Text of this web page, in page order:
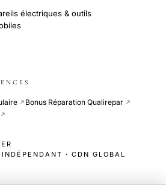
électriques & outils
↗ Bonus Réparation Qualirepar ↗
↗
· CDN GLOBAL